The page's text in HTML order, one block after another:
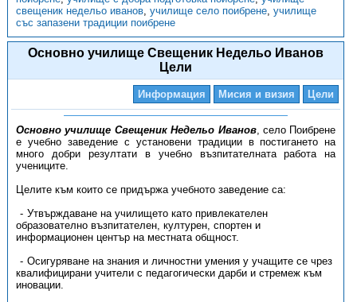
свещеник недельо иванов, училище село поибрене, училище
със запазени традиции поибрене
Основно училище Свещеник Недельо Иванов
Цели
Информация Мисия и визия Цели
Основно училище Свещеник Недельо Иванов, село Поибрене
е учебно заведение с установени традиции в постигането на
много добри резултати в учебно възпитателната работа на
учениците.
Целите към които се придържа учебното заведение са:
Утвърждаване на училището като привлекателен
образователно възпитателен, културен, спортен и
информационен център на местната общност.
Осигуряване на знания и личностни умения у учащите се чрез
квалифицирани учители с педагогически дарби и стремеж към
иновации.